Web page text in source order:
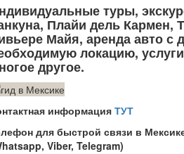
туры,
Плайи дель Кармен,
Майя, аренда авто с
локацию,
другое.
информация ТУТ
для быстрой связи в
Viber, Telegram)